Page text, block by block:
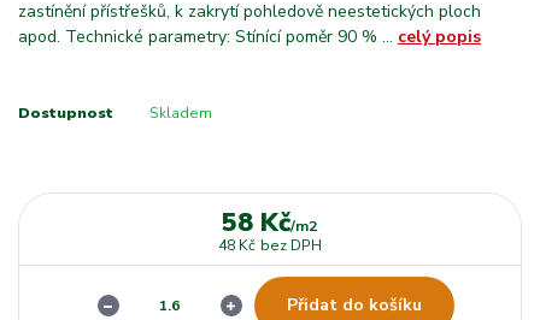
zastínění přístřešků, k zakrytí pohledově neestetických ploch
apod. Technické parametry: Stínící poměr 90 % ... celý popis
Dostupnost Skladem
58 Kč/m2
48 Kč bez DPH
Přidat do košíku